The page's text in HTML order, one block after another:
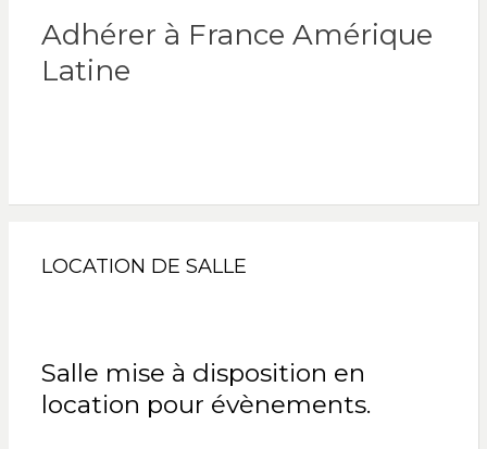
Adhérer à France Amérique
Latine
LOCATION DE SALLE
Salle mise à disposition en
location pour évènements.